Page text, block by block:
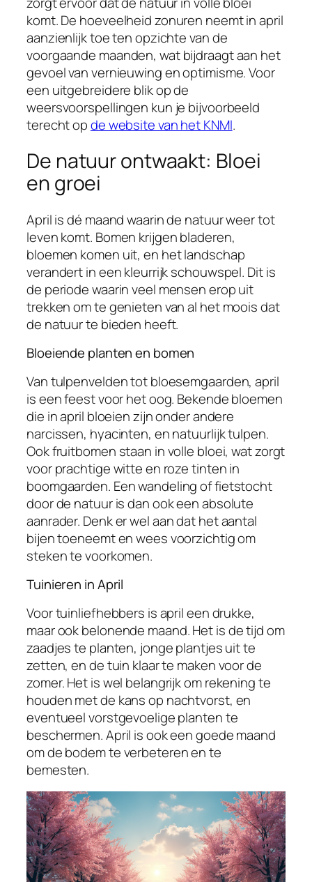
komt. De hoeveelheid zonuren neemt in april
aanzienlijk toe ten opzichte van de
voorgaande maanden, wat bijdraagt aan het
gevoel van vernieuwing en optimisme. Voor
een uitgebreidere blik op de
weersvoorspellingen kun je bijvoorbeeld
terecht opde website van het KNMI.
De natuur ontwaakt: Bloei
en groei
April is dé maand waarin de natuur weer tot
leven komt. Bomen krijgen bladeren,
bloemen komen uit, en het landschap
verandert in een kleurrijk schouwspel. Dit is
de periode waarin veel mensen erop uit
trekken om te genieten van al het moois dat
de natuur te bieden heeft.
Bloeiende planten en bomen
Van tulpenvelden tot bloesemgaarden, april
is een feest voor het oog. Bekende bloemen
die in april bloeien zijn onder andere
narcissen, hyacinten, en natuurlijk tulpen.
Ook fruitbomen staan in volle bloei, wat zorgt
voor prachtige witte en roze tinten in
boomgaarden. Een wandeling of fietstocht
door de natuur is dan ook een absolute
aanrader. Denk er wel aan dat het aantal
bijen toeneemt en wees voorzichtig om
steken te voorkomen.
Tuinieren in April
Voor tuinliefhebbers is april een drukke,
maar ook belonende maand. Het is de tijd om
zaadjes te planten, jonge plantjes uit te
zetten, en de tuin klaar te maken voor de
zomer. Het is wel belangrijk om rekening te
houden met de kans op nachtvorst, en
eventueel vorstgevoelige planten te
beschermen. April is ook een goede maand
om de bodem te verbeteren en te
bemesten.